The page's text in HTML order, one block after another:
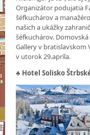
Organizátor podujatia
šéfkuchárov a
našich a ukážky
šéfkuchárov.
Gallery v bratislavskom
v utorok 29.apríla.
♣ Hotel Solisko